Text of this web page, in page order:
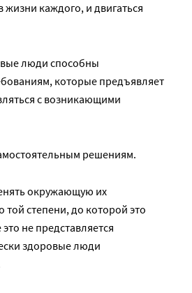
жизни каждого, и двигаться
люди способны
которые предъявляет
с возникающими
решениям.
окружающую их
той степени, до которой это
не представляется
здоровые люди